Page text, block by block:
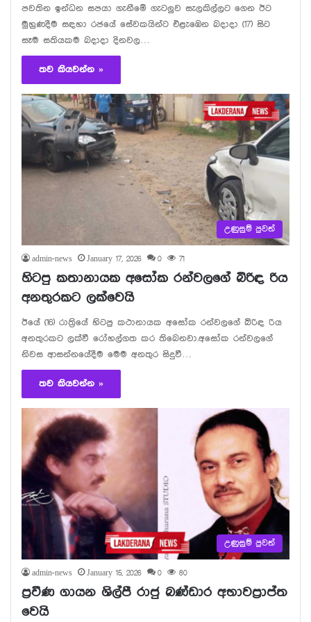
පවතින ඉන්ධන සපයා ගැනීමේ ගැටලුව සැලකිල්ලට ගෙන ඊට
මුහුණදීම සඳහා රජයේ සේවකයින්ට එළැඹෙන බදාදා (17) සිට
සෑම සතියකම බදාදා දිනවල…
තව කියවන්න »
උණුසුම් පුවත්
admin-news January 17, 2026 0 71
හිටපු කතානායක අසෝක රන්වලගේ බිරිඳ රිය
අනතුරකට ලක්වෙයි
ඊයේ (16) රාත්‍රියේ හිටපු කථානායක අසෝක රන්වලගේ බිරිඳ රිය
අනතුරකට ලක්වී රෝහල්ගත කර තිබෙනවා.අසෝක රන්වලගේ
නිවස ආසන්නයේදීම මෙම අනතුර සිදුවී…
තව කියවන්න »
උණුසුම් පුවත්
admin-news January 15, 2026 0 80
ප්‍රවීණ ගායන ශිල්පී රාජු බණ්ඩාර අභාවප්‍රාප්ත
වෙයි